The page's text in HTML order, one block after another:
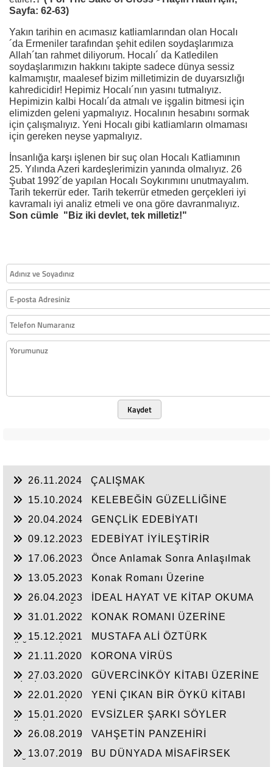
Sayfa: 62-63)
Yakın tarihin en acımasız katliamlarından olan Hocalı
´da Ermeniler tarafından şehit edilen soydaşlarımıza
Allah´tan rahmet diliyorum. Hocalı´ da Katledilen
soydaşlarımızın hakkını takipte sadece dünya sessiz
kalmamıştır, maalesef bizim milletimizin de duyarsızlığı
kahredicidir! Hepimiz Hocalı´nın yasını tutmalıyız.
Hepimizin kalbi Hocalı´da atmalı ve işgalin bitmesi için
elimizden geleni yapmalıyız. Hocalının hesabını sormak
için çalışmalıyız. Yeni Hocalı gibi katliamların olmaması
için gereken neyse yapmalıyız.
İnsanlığa karşı işlenen bir suç olan Hocalı Katliamının
25. Yılında Azeri kardeşlerimizin yanında olmalıyız. 26
Şubat 1992´de yapılan Hocalı Soykırımını unutmayalım.
Tarih tekerrür eder. Tarih tekerrür etmeden gerçekleri iyi
kavramalı iyi analiz etmeli ve ona göre davranmalıyız.
Son cümle "Biz iki devlet, tek milletiz!"
Kaydet
26.11.2024
ÇALIŞMAK
15.10.2024
KELEBEĞİN GÜZELLİĞİNE
20.04.2024
GENÇLİK EDEBİYATI
09.12.2023
EDEBİYAT İYİLEŞTİRİR
17.06.2023
Önce Anlamak Sonra Anlaşılmak
13.05.2023
Konak Romanı Üzerine
26.04.2023
İDEAL HAYAT VE KİTAP OKUMA
31.01.2022
KONAK ROMANI ÜZERİNE
15.12.2021
MUSTAFA ALİ ÖZTÜRK
21.11.2020
KORONA VİRÜS
27.03.2020
GÜVERCİNKÖY KİTABI ÜZERİNE
22.01.2020
YENİ ÇIKAN BİR ÖYKÜ KİTABI
15.01.2020
EVSİZLER ŞARKI SÖYLER
26.08.2019
VAHŞETİN PANZEHİRİ
13.07.2019
BU DÜNYADA MİSAFİRSEK